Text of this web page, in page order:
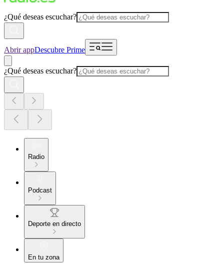
¿Qué deseas escuchar?
Abrir appDescubre Prime
¿Qué deseas escuchar?
Radio
Podcast
Deporte en directo
En tu zona